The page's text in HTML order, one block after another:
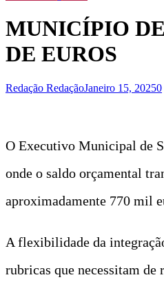
MUNICÍPIO
DE EUROS
Redação RedaçãoJaneiro 15, 20250
O Executivo Municipal de
onde o saldo orçamental
aproximadamente 770 mil
A flexibilidade da
rubricas que necessitam de